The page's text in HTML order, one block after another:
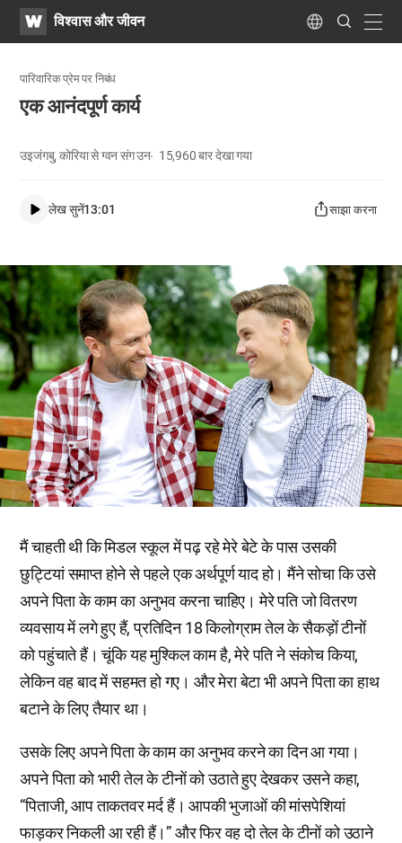
WATVविश्वास और जीवन Language
Search
Submit
पारिवारिक प्रेम पर निबंध
एक आनंदपूर्ण कार्य
उइजंगबु, कोरिया से ग्वन संग उन 15,960बार देखा गया
लेख सुनें13:01 साझा करना
मैं चाहती थी कि मिडल स्कूल में पढ़ रहे मेरे बेटे के पास उसकी
छुट्टियां समाप्त होने से पहले एक अर्थपूर्ण याद हो। मैंने सोचा कि उसे
अपने पिता के काम का अनुभव करना चाहिए। मेरे पति जो वितरण
व्यवसाय में लगे हुए हैं, प्रतिदिन 18 किलोग्राम तेल के सैकड़ों टीनों
को पहुंचाते हैं। चूंकि यह मुश्किल काम है, मेरे पति ने संकोच किया,
लेकिन वह बाद में सहमत हो गए। और मेरा बेटा भी अपने पिता का हाथ
बटाने के लिए तैयार था।
उसके लिए अपने पिता के काम का अनुभव करने का दिन आ गया।
अपने पिता को भारी तेल के टीनों को उठाते हुए देखकर उसने कहा,
“पिताजी, आप ताकतवर मर्द हैं। आपकी भुजाओं की मांसपेशियां
फाड़कर निकली आ रही हैं।” और फिर वह दो तेल के टीनों को उठाने